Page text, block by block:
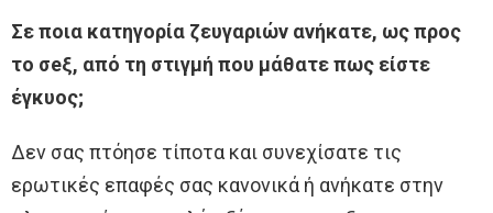
Σε ποια κατηγορία ζευγαριών ανήκατε, ως προς
το σeξ, από τη στιγμή που μάθατε πως είστε
έγκυος;
Δεν σας πτόησε τίποτα και συνεχίσατε τις
ερωτικές επαφές σας κανονικά ή ανήκατε στην